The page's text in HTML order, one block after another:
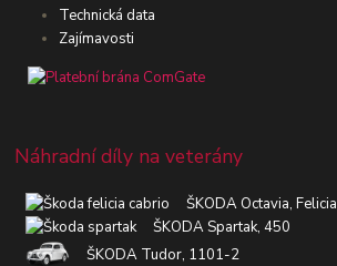
Technická data
Zajímavosti
Náhradní díly na veterány
ŠKODA Octavia, Felicia
ŠKODA Spartak, 450
ŠKODA Tudor, 1101-2